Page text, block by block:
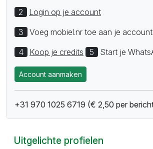
2
Login op je account
3
Voeg mobiel.nr toe aan je account
4
Koop je credits 5 Start je
Account aanmaken
+31 970 1025 6719 (€ 2,50 per
Uitgelichte profielen